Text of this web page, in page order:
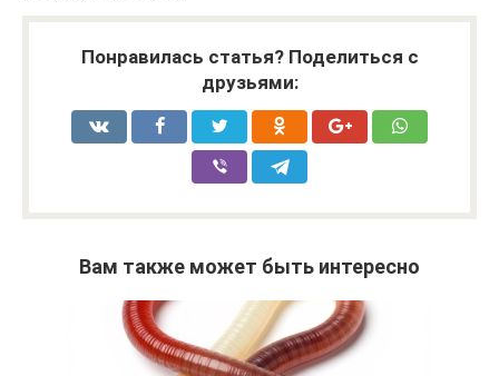
Понравилась статья? Поделиться с
друзьями:
Вам также может быть интересно